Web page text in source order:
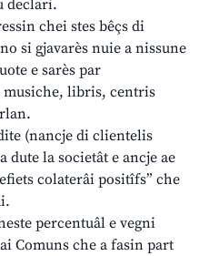
declari.
chei stes bêçs di
si gjavarès nuie a nissune
e sarès par
musiche, libris, centris
(nancje di clientelis
dute la societât e ancje ae
colaterâi positîfs” che
percentuâl e vegni
Comuns che a fasin part